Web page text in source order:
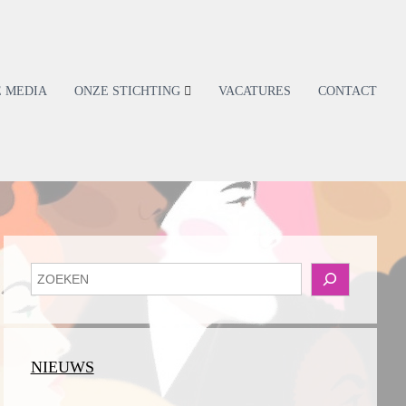
MEDIA ONZE STICHTING VACATURES CONTACT
n
NIEUWS